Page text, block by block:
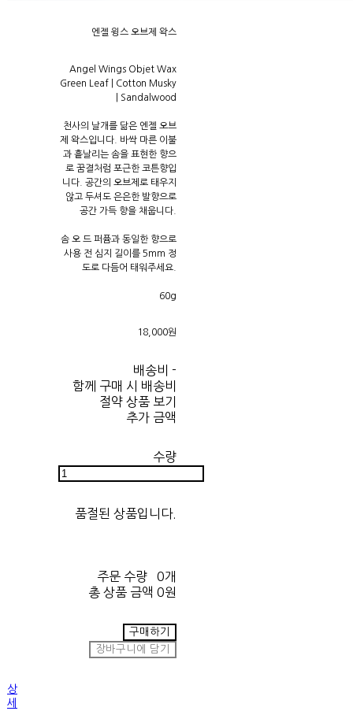
엔젤 윙스 오브제 왁스
Angel Wings Objet Wax
Green Leaf | Cotton Musky
| Sandalwood
천사의 날개를 닮은 엔젤 오브
제 왁스입니다. 바싹 마른 이불
과 흩날리는 솜을 표현한 향으
로 꿈결처럼 포근한 코튼향입
니다. 공간의 오브제로 태우지
않고 두셔도 은은한 발향으로
공간 가득 향을 채웁니다.
솜 오 드 퍼퓸과 동일한 향으로
사용 전 심지 길이를 5mm 정
도로 다듬어 태워주세요.
60g
18,000원
배송비 -
함께 구매 시 배송비
절약 상품 보기
추가 금액
수량
품절된 상품입니다.
주문 수량
0개
총 상품 금액 0원
구매하기
장바구니에 담기
상
세